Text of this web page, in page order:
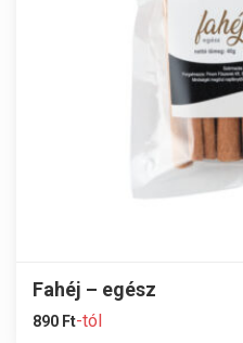
Fahéj – egész
890 Ft-tól